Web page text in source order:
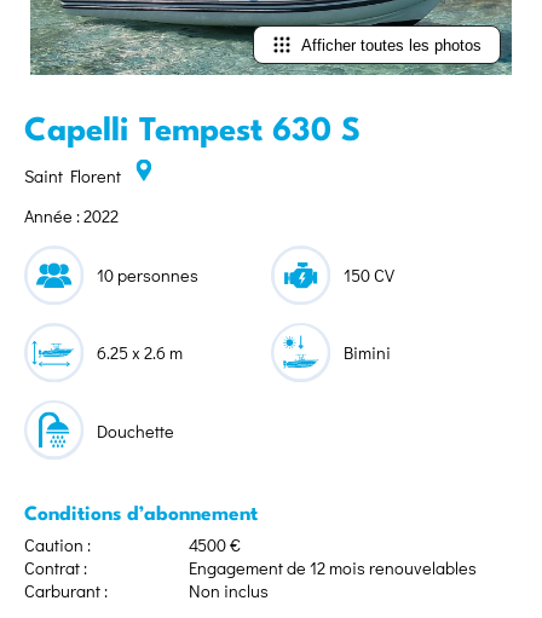
Afficher toutes les photos
Capelli Tempest 630 S
Saint Florent
Année : 2022
10 personnes 150 CV
6.25 x 2.6 m Bimini
Douchette
Conditions d’abonnement
Caution :
4500 €
Contrat :
Engagement de 12 mois renouvelables
Carburant :
Non inclus